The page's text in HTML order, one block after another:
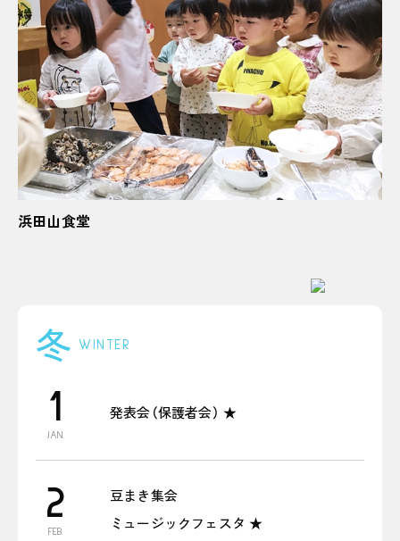
浜田山食堂
冬 WINTER
1
JAN.
発表会（保護者会） ★
2
FEB.
豆まき集会
ミュージックフェスタ ★